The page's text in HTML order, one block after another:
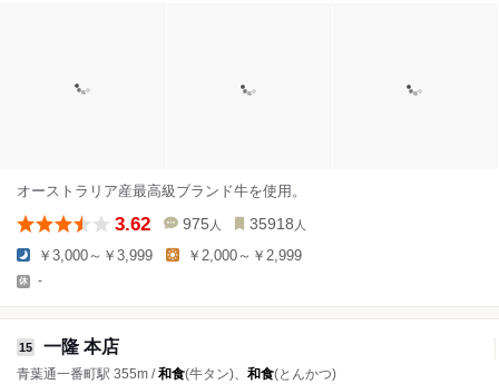
オーストラリア産最高級ブランド牛を使用。
3.62 975 人 35918 人
￥3,000～￥3,999 ￥2,000～￥2,999
-
15 一隆 本店
青葉通一番町駅 355m /和食(牛タン)、 和食(とんかつ)